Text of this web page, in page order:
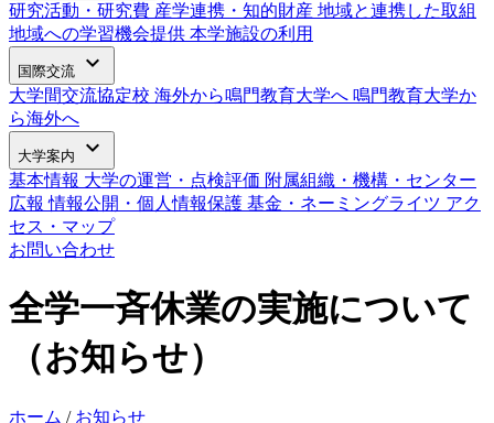
研究活動・研究費 産学連携・知的財産 地域と連携した取組
地域への学習機会提供 本学施設の利用
国際交流 expand_more
大学間交流協定校 海外から鳴門教育大学へ 鳴門教育大学か
ら海外へ
大学案内 expand_more
基本情報 大学の運営・点検評価 附属組織・機構・センター
広報情報公開・個人情報保護 基金・ネーミングライツ アク
セス・マップ
お問い合わせ
全学一斉休業の実施について
（お知らせ）
ホーム / お知らせ